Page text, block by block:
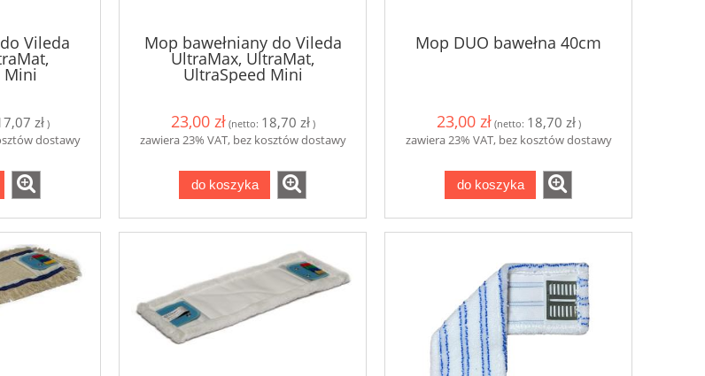
Vileda
Mini
zł)
dostawy
Mop bawełniany do Vileda
UltraMax, UltraMat,
UltraSpeed Mini
23,00 zł (netto: 18,70 zł)
zawiera 23% VAT, bez kosztów dostawy
do koszyka
Mop DUO bawełna 40cm
23,00 zł (netto: 18,70 zł)
zawiera 23% VAT, bez kosztów dostawy
do koszyka